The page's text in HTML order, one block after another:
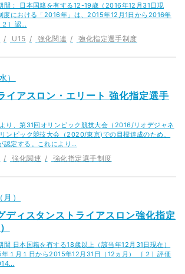
間： 日本国籍を有する12-19歳（2016年12月31日現
度における「2016年」は、2015年12月1日から2016年
］認…
U15 強化関連 強化指定選手制度
）
アスロン・エリート 強化指定選手
り、第31回オリンピック競技大会（2016/リオデジャネ
ンピック競技大会（2020/東京)での目標達成のため、
認定する。これにより…
強化関連 強化指定選手制度
）
ィスタンストライアスロン強化指定
間 日本国籍を有する18歳以上（該当年12月31日現在）
１月１日から2015年12月31日（12ヵ月） ［２］評価